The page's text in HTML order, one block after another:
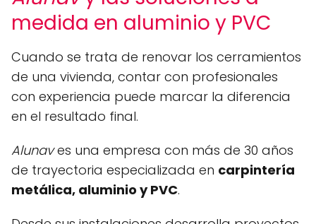
medida en aluminio y PVC
Cuando se trata de renovar los cerramientos
de una vivienda, contar con profesionales
con experiencia puede marcar la diferencia
en el resultado final.
Alunaves una empresa con más de 30 años
de trayectoria especializada en carpintería
metálica, aluminio y PVC.